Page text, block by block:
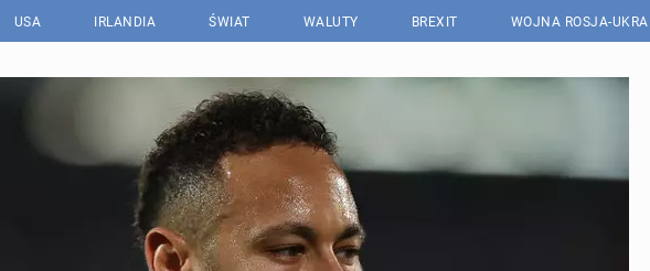
USA IRLANDIA ŚWIAT WALUTY BREXIT WOJNA ROSJA-